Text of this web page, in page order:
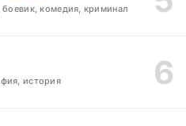
боевик, комедия, криминал
история